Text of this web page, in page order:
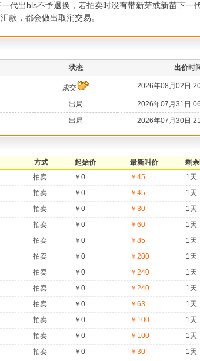
代出bls不予退换，若拍卖时没有带新芽或新苗下一
款，都会做出取消交易。
状态 出价时
成交 2026年08月02日
出局
2026年07月31日
出局 2026年07月30日
方式 起始价 最新叫价
剩
拍卖 ￥0 ￥45
1天
拍卖 ￥0 ￥45
1天
拍卖 ￥0 ￥30
1天
拍卖 ￥0 ￥60
1天
拍卖 ￥0 ￥85
1天
拍卖 ￥0 ￥200
1天
拍卖 ￥0 ￥240
1天
拍卖 ￥0 ￥240
1天
拍卖 ￥0 ￥63
1天
拍卖 ￥0 ￥100
1天
拍卖 ￥0 ￥100
1天
拍卖 ￥0 ￥30
1天